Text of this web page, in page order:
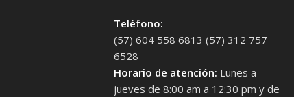
Teléfono:
(57) 604 558 6813 (57) 312 757
6528
Horario de atención: Lunes a
jueves de 8:00 am a 12:30 pm y de